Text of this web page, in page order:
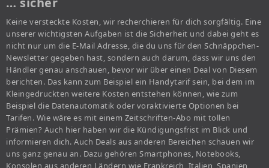
Keine versteckte Kosten, wir recherchieren für dich sorgfältig. Eine
unserer wichtigsten Aufgaben ist die Sicherheit und dabei geht es
nicht nur um die E-Mail Adresse, die du uns für den Schnäppchen-
Newsletter gegeben hast, sondern auch darum, dass wir uns den
Händler genau anschauen, bevor wir über einen Deal von Diesem
berichten. Das kann zum Beispiel ein Handytarif sein, bei dem im
Kleingedruckten weitere Kosten entstehen können, wie zum
Beispiel die Datenautomatik oder voraktivierte Optionen bei
Tarifen. Wie wäre es mit einem Zeitschriften-Abo mit tollen
Prämien? Auch hier haben wir die Kündigungsfrist im Blick und
informieren dich. Auch Deals aus anderen Bereichen schauen wir
uns ganz genau an. Dazu gehören Smartphones, Notebooks,
Konsolen aus anderen Ländern wie Frankreich, Italien, Spanien,